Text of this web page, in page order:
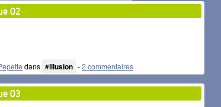
02
dans #illusion -2 commentaires
03